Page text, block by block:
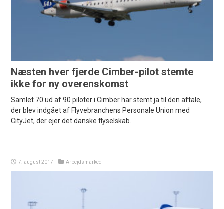
Næsten hver fjerde Cimber-pilot stemte
ikke for ny overenskomst
Samlet 70 ud af 90 piloter i Cimber har stemt ja til den aftale,
der blev indgået af Flyvebranchens Personale Union med
CityJet, der ejer det danske flyselskab.
7. august 2017 Arbejdsmarked